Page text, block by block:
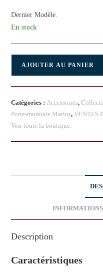
Dernier Modèle.
En stock
AJOUTER AU PANIER
Catégories :Accessoires,
Porte-monnaie Marius,VENTES
Voir toute la boutique.
Description
Caractéristiques